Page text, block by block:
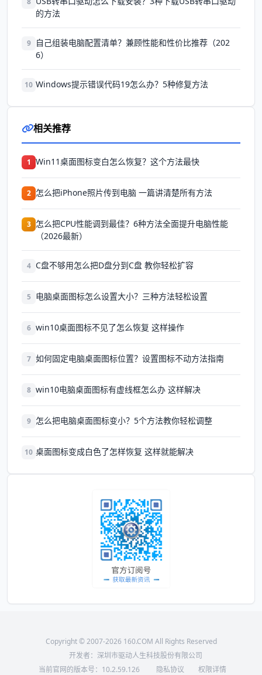
的方法
9
自己组装电脑配置清单？兼顾性能和性价比推荐（202
6）
10 Windows提示错误代码19怎么办？5种修复方法
相关推荐
1 Win11桌面图标变白怎么恢复？这个方法最快
2 怎么把iPhone照片传到电脑 一篇讲清楚所有方法
3 怎么把CPU性能调到最佳？6种方法全面提升电脑性能
（2026最新）
4 C盘不够用怎么把D盘分到C盘 教你轻松扩容
5 电脑桌面图标怎么设置大小？三种方法轻松设置
6 win10桌面图标不见了怎么恢复 这样操作
7 如何固定电脑桌面图标位置？设置图标不动方法指南
8 win10电脑桌面图标有虚线框怎么办 这样解决
9 怎么把电脑桌面图标变小？5个方法教你轻松调整
10 桌面图标变成白色了怎样恢复 这样就能解决
Copyright © 2007-2026 160.COM All Rights Reserved
开发者：深圳市驱动人生科技股份有限公司
当前官网的版本号： 10.2.59.126 隐私协议 权限详情